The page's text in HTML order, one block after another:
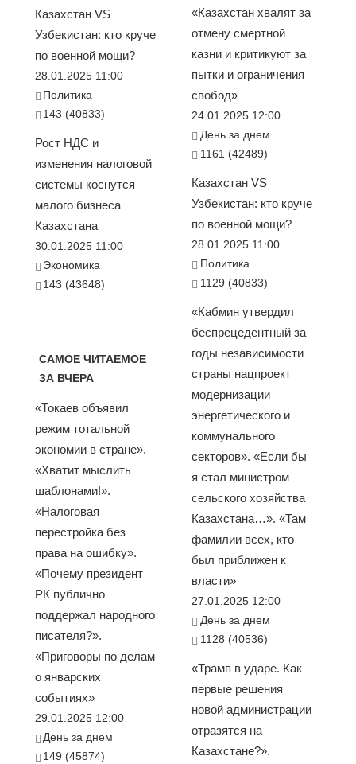
Казахстан VS
Узбекистан: кто круче
по военной мощи?
28.01.2025 11:00
Политика
143 (40833)
Рост НДС и
изменения налоговой
системы коснутся
малого бизнеса
Казахстана
30.01.2025 11:00
Экономика
143 (43648)
САМОЕ ЧИТАЕМОЕ
ЗА ВЧЕРА
«Токаев объявил
режим тотальной
экономии в стране».
«Хватит мыслить
шаблонами!».
«Налоговая
перестройка без
права на ошибку».
«Почему президент
РК публично
поддержал народного
писателя?».
«Приговоры по делам
о январских
событиях»
29.01.2025 12:00
День за днем
149 (45874)
«Казахстан хвалят за
отмену смертной
казни и критикуют за
пытки и ограничения
свобод»
24.01.2025 12:00
День за днем
1161 (42489)
Казахстан VS
Узбекистан: кто круче
по военной мощи?
28.01.2025 11:00
Политика
1129 (40833)
«Кабмин утвердил
беспрецедентный за
годы независимости
страны нацпроект
модернизации
энергетического и
коммунального
секторов». «Если бы
я стал министром
сельского хозяйства
Казахстана…». «Там
фамилии всех, кто
был приближен к
власти»
27.01.2025 12:00
День за днем
1128 (40536)
«Трамп в ударе. Как
первые решения
новой администрации
отразятся на
Казахстане?».